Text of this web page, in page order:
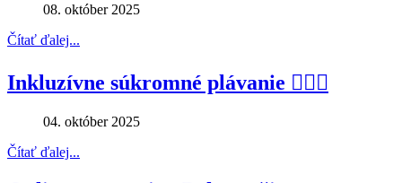
08. október 2025
Čítať ďalej...
Inkluzívne súkromné plávanie 🏊‍♂️🤽
04. október 2025
Čítať ďalej...